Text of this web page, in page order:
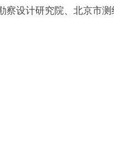
设计研究院、北京市测